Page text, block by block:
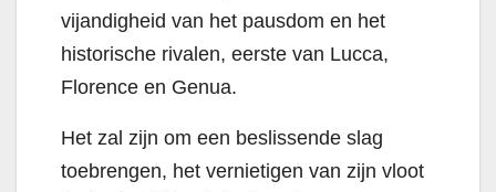
vijandigheid van het pausdom en het
historische rivalen, eerste van Lucca,
Florence en Genua.
Het zal zijn om een ​​beslissende slag
toebrengen, het vernietigen van zijn vloot